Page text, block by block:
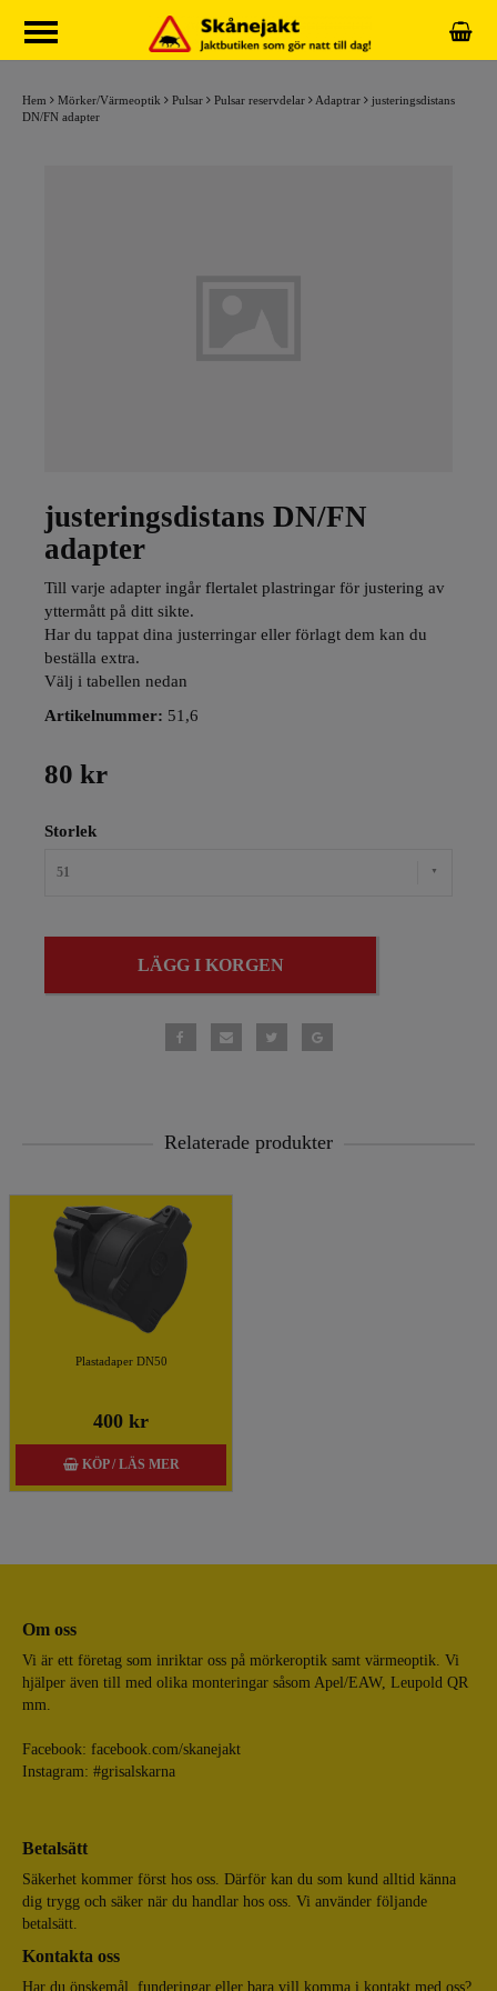
Hem Mörker/Värmeoptik Pulsar Pulsar reservdelar Adaptrar
justeringsdistans
DN/FN adapter
justeringsdistans DN/FN
adapter
Till varje adapter ingår flertalet plastringar för justering av
yttermått på ditt sikte.
Har du tappat dina justerringar eller förlagt dem kan du
beställa extra.
Välj i tabellen nedan
Artikelnummer: 51,6
80 kr
Storlek
51
LÄGG I KORGEN
Relaterade produkter
Plastadaper DN50
400 kr
KÖP / LÄS MER
Om oss
Vi är ett företag som inriktar oss på mörkeroptik samt värmeoptik. Vi
hjälper även till med olika monteringar såsom Apel/EAW, Leupold QR
mm.
Facebook: facebook.com/skanejakt
Instagram: #grisalskarna
Betalsätt
Säkerhet kommer först hos oss. Därför kan du som kund alltid känna
dig trygg och säker när du handlar hos oss. Vi använder följande
betalsätt.
Kontakta oss
Har du önskemål, funderingar eller bara vill komma i kontakt med oss?